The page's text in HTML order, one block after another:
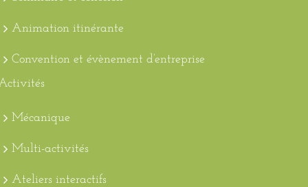
Animation itinérante
Convention et évènement d’entreprise
Mécanique
Multi-activités
Ateliers interactifs